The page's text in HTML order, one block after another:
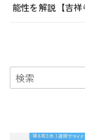
能性を解説【吉祥